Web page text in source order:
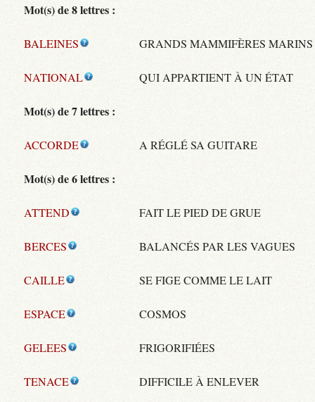
Mot(s) de 8 lettres :
BALEINES GRANDS MAMMIFÈRES MARINS
NATIONAL QUI APPARTIENT À UN ÉTAT
Mot(s) de 7 lettres :
ACCORDE A RÉGLÉ SA GUITARE
Mot(s) de 6 lettres :
ATTEND FAIT LE PIED DE GRUE
BERCES BALANCÉS PAR LES VAGUES
CAILLE SE FIGE COMME LE LAIT
ESPACE COSMOS
GELEES FRIGORIFIÉES
TENACE DIFFICILE À ENLEVER